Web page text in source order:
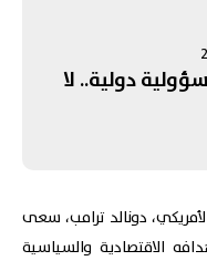
دولية.. لا
دونالد ترامب، سعى
الاقتصادية والسياسية